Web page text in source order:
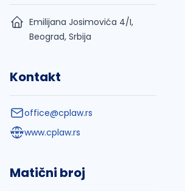
Emilijana Josimovića 4/I,
Beograd, Srbija
Kontakt
office@cplaw.rs
www.cplaw.rs
Matični broj